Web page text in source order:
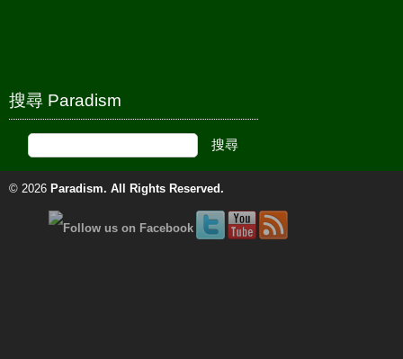
搜尋 Paradism
© 2026 Paradism. All Rights Reserved.